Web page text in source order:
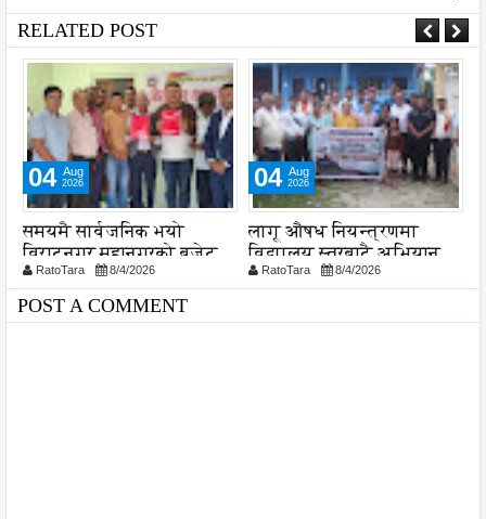
RELATED POST
भयो
महानगरको बजेट
प्रक्रिया
8/4/2026
04 Aug
2026
लागू औषध नियन्त्रणमा
विद्यालय स्तरबाटै अभियान
शुरु
8/4/2026
05 Aug
2026
नेपाल आयल
प्रादेशिक
POST A COMMENT